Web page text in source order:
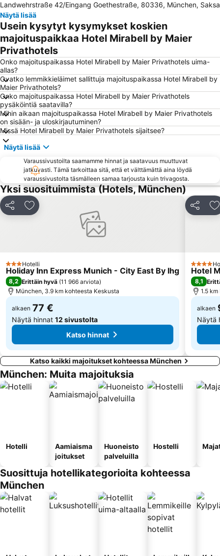
Münchenin olympiapuisto
Train Station Munich-east
Literaturhaus Müchen
Messestadt-Ost Metro Station
Marienplatz Metro Station
Maxvorstadt
Schwabing
Olympiahalle München
BMW Welt
Karlsplatz - Stachus
Sendlinger Tor Metro Station
Hackerbrücke
Bavaria
Au-Haidhausen
Englischer Garten
Theresienwiese Metro Station
Münchenin Frauenkirche
Bayerische Staatsoper
Sendlinger Tor
Ostbahnhof Metro Station
Deutsches Museum
BMW Park
Berg am Laim
Münchener Hofbräuhaus
Maximilianstrasse
Tollwood Sommerfestival
Karlsplatz (Stachus) Metro Station
Trudering-Riem
Landwehrstraße 42/Eingang Goethestraße, 80336, München, Saksa
Näytä lisää
Usein kysytyt kysymykset koskien
majoituspaikkaa Hotel Mirabell by Maier
Privathotels
Onko majoituspaikassa Hotel Mirabell by Maier Privathotels uima-
allas?
Ovatko lemmikkieläimet sallittuja majoituspaikassa Hotel Mirabell by
Maier Privathotels?
Onko majoituspaikassa Hotel Mirabell by Maier Privathotels
pysäköintiä saatavilla?
Mihin aikaan majoituspaikassa Hotel Mirabell by Maier Privathotels
on sisään- ja uloskirjautuminen?
Missä Hotel Mirabell by Maier Privathotels sijaitsee?
Näytä lisää
Varaussivustoilta saamamme hinnat ja saatavuus muuttuvat
jatkuvasti. Tämä tarkoittaa sitä, että et välttämättä aina löydä
varaussivustolta täsmälleen samaa tarjousta kuin trivagosta.
Yksi suosituimmista (Hotels, München)
Jaa Lisää suosikkeihin
3 Tähtiluokitus
Hotelli
Holiday Inn Express Munich - City East By Ihg
8,2 Erittäin hyvä (11 966 arviota)
München, 3.9 km kohteesta Keskusta
alkaen 77 €
Näytä hinnat 12 sivustolta
Katso hinnat
Jaa
4
Hotel
8,1
1.5
alkaen
Näytä
Katso kaikki majoitukset kohteessa München
München: Muita majoituksia
Hotelli
Aamiaisma
joitukset
Huoneisto
palveluilla
Hostelli
Suosittuja hotellikategorioita kohteessa
München